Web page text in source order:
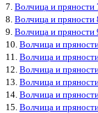
7. Волчица и пряности
8. Волчица и пряности
9. Волчица и пряности
10. Волчица и
11. Волчица и
12. Волчица и
13. Волчица и
14. Волчица и
15. Волчица и